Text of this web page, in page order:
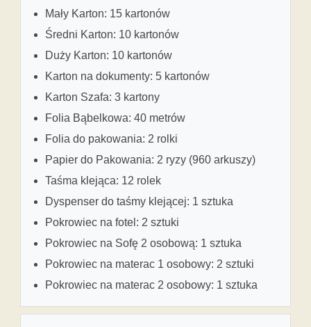
Mały Karton: 15 kartonów
Średni Karton: 10 kartonów
Duży Karton: 10 kartonów
Karton na dokumenty: 5 kartonów
Karton Szafa: 3 kartony
Folia Bąbelkowa: 40 metrów
Folia do pakowania: 2 rolki
Papier do Pakowania: 2 ryzy (960 arkuszy)
Taśma klejąca: 12 rolek
Dyspenser do taśmy klejącej: 1 sztuka
Pokrowiec na fotel: 2 sztuki
Pokrowiec na Sofę 2 osobową: 1 sztuka
Pokrowiec na materac 1 osobowy: 2 sztuki
Pokrowiec na materac 2 osobowy: 1 sztuka